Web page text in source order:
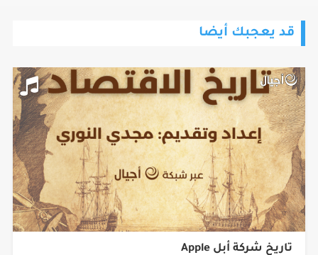
قد يعجبك أيضا
تاريخ شركة أبل Apple